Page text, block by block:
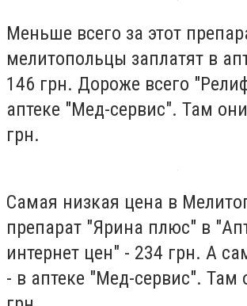
Меньше всего за этот
мелитопольцы заплатят в
146 грн. Дороже всего
аптеке "Мед-сервис". Там
грн.
Самая низкая цена в
препарат "Ярина плюс" в
интернет цен" - 234 грн. А
- в аптеке "Мед-сервис". Там